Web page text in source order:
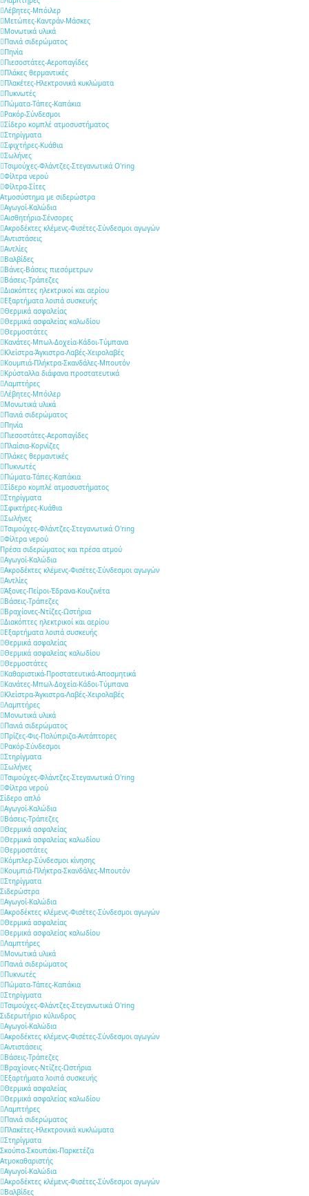
Λέβητες-Μπόιλερ
Μετώπες-Καντράν-Μάσκες
Μονωτικά υλικά
Πανιά σιδερώματος
Πηνία
Πιεσοστάτες-Αεροπαγίδες
Πλάκες θερμαντικές
Πλακέτες-Ηλεκτρονικά κυκλώματα
Πυκνωτές
Πώματα-Τάπες-Καπάκια
Ρακόρ-Σύνδεσμοι
Σίδερο κομπλέ ατμοσυστήματος
Στηρίγματα
Σφιχτήρες-Κυάθια
Σωλήνες
Τσιμούχες-Φλάντζες-Στεγανωτικά O'ring
Φίλτρα νερού
Φίλτρα-Σίτες
Ατμοσύστημα με σιδερώστρα
Αγωγοί-Καλώδια
Αισθητήρια-Σένσορες
Ακροδέκτες κλέμενς-Φισέτες-Σύνδεσμοι αγωγών
Αντιστάσεις
Αντλίες
Βαλβίδες
Βάνες-Βάσεις πιεσόμετρων
Βάσεις-Τράπεζες
Διακόπτες ηλεκτρικοί και αερίου
Εξαρτήματα λοιπά συσκευής
Θερμικά ασφαλείας
Θερμικά ασφαλείας καλωδίου
Θερμοστάτες
Κανάτες-Μπωλ-Δοχεία-Κάδοι-Τύμπανα
Κλείστρα-Άγκιστρα-Λαβές-Χειρολαβές
Κουμπιά-Πλήκτρα-Σκανδάλες-Μπουτόν
Κρύσταλλα διάφανα προστατευτικά
Λαμπτήρες
Λέβητες-Μπόιλερ
Μονωτικά υλικά
Πανιά σιδερώματος
Πηνία
Πιεσοστάτες-Αεροπαγίδες
Πλαίσια-Κορνίζες
Πλάκες θερμαντικές
Πυκνωτές
Πώματα-Τάπες-Καπάκια
Σίδερο κομπλέ ατμοσυστήματος
Στηρίγματα
Σφικτήρες-Κυάθια
Σωλήνες
Τσιμούχες-Φλάντζες-Στεγανωτικά O'ring
Φίλτρα νερού
Πρέσα σιδερώματος και πρέσα ατμού
Αγωγοί-Καλώδια
Ακροδέκτες κλέμενς-Φισέτες-Σύνδεσμοι αγωγών
Αντλίες
Άξονες-Πείροι-Έδρανα-Κουζινέτα
Βάσεις-Τράπεζες
Βραχίονες-Ντίζες-Ωστήρια
Διακόπτες ηλεκτρικοί και αερίου
Εξαρτήματα λοιπά συσκευής
Θερμικά ασφαλείας
Θερμικά ασφαλείας καλωδίου
Θερμοστάτες
Καθαριστικά-Προστατευτικά-Αποσμητικά
Κανάτες-Μπωλ-Δοχεία-Κάδοι-Τύμπανα
Κλείστρα-Άγκιστρα-Λαβές-Χειρολαβές
Λαμπτήρες
Μονωτικά υλικά
Πανιά σιδερώματος
Πρίζες-Φις-Πολύπριζα-Αντάπτορες
Ρακόρ-Σύνδεσμοι
Στηρίγματα
Σωλήνες
Τσιμούχες-Φλάντζες-Στεγανωτικά O'ring
Φίλτρα νερού
Σίδερο απλό
Αγωγοί-Καλώδια
Βάσεις-Τράπεζες
Θερμικά ασφαλείας
Θερμικά ασφαλείας καλωδίου
Θερμοστάτες
Κόμπλερ-Σύνδεσμοι κίνησης
Κουμπιά-Πλήκτρα-Σκανδάλες-Μπουτόν
Στηρίγματα
Σιδερώστρα
Αγωγοί-Καλώδια
Ακροδέκτες κλέμενς-Φισέτες-Σύνδεσμοι αγωγών
Θερμικά ασφαλείας
Θερμικά ασφαλείας καλωδίου
Λαμπτήρες
Μονωτικά υλικά
Πανιά σιδερώματος
Πυκνωτές
Πώματα-Τάπες-Καπάκια
Στηρίγματα
Τσιμούχες-Φλάντζες-Στεγανωτικά O'ring
Σιδερωτήριο κύλινδρος
Αγωγοί-Καλώδια
Ακροδέκτες κλέμενς-Φισέτες-Σύνδεσμοι αγωγών
Αντιστάσεις
Βάσεις-Τράπεζες
Βραχίονες-Ντίζες-Ωστήρια
Εξαρτήματα λοιπά συσκευής
Θερμικά ασφαλείας
Θερμικά ασφαλείας καλωδίου
Λαμπτήρες
Πανιά σιδερώματος
Πλακέτες-Ηλεκτρονικά κυκλώματα
Στηρίγματα
Σκούπα-Σκουπάκι-Παρκετέζα
Ατμοκαθαριστής
Αγωγοί-Καλώδια
Ακροδέκτες κλέμενς-Φισέτες-Σύνδεσμοι αγωγών
Βαλβίδες